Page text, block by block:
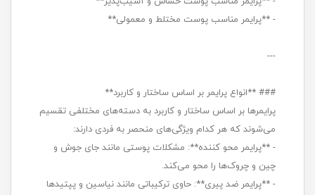
- **پرایمر مناسب پوست مختلط و معمولی**
---
### **انواع پرایمر بر اساس ساختار و کاربرد**
پرایمرها بر اساس ساختار و کاربرد به دسته‌های مختلفی تقسیم
می‌شوند که هر کدام ویژگی‌های منحصر به فردی دارند:
- **پرایمر محو کننده**: مشکلات پوستی مانند جای جوش و
چین و چروک‌ها را محو می‌کند.
- **پرایمر ضد پیری**: حاوی ترکیباتی مانند نیاسین و پپتیدها